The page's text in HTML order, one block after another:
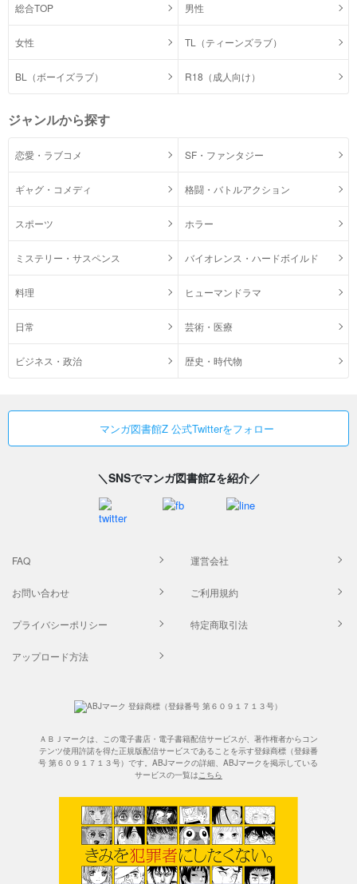
総合TOP 男性
女性 TL（ティーンズラブ）
BL（ボーイズラブ） R18（成人向け）
ジャンルから探す
恋愛・ラブコメ SF・ファンタジー
ギャグ・コメディ 格闘・バトルアクション
スポーツ ホラー
ミステリー・サスペンス バイオレンス・ハードボイルド
料理 ヒューマンドラマ
日常 芸術・医療
ビジネス・政治 歴史・時代物
マンガ図書館Z 公式Twitterをフォロー
＼SNSでマンガ図書館Zを紹介／
FAQ 運営会社
お問い合わせ ご利用規約
プライバシーポリシー 特定商取引法
アップロード方法
ＡＢＪマークは、この電子書店・電子書籍配信サービスが、著作権者からコン
テンツ使用許諾を得た正規版配信サービスであることを示す登録商標（登録番
号 第６０９１７１３号）です。ABJマークの詳細、ABJマークを掲示している
サービスの一覧はこちら